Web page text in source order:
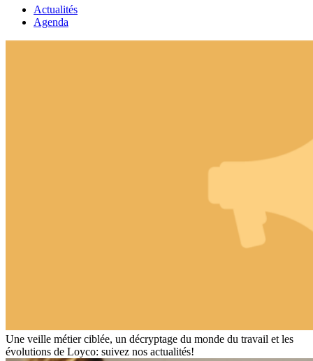
Actualités
Agenda
Une veille métier ciblée, un décryptage du monde du travail et les
évolutions de Loyco: suivez nos actualités!